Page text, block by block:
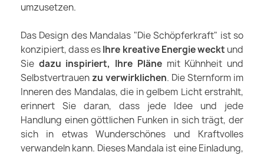
umzusetzen.
Das Design des Mandalas "Die Schöpferkraft" ist so
konzipiert, dass esIhre kreative Energie weckt und
Sie dazu inspiriert, Ihre Plänemit Kühnheit und
Selbstvertrauen zu verwirklichen. Die Sternform im
Inneren des Mandalas, die in gelbem Licht erstrahlt,
erinnert Sie daran, dass jede Idee und jede
Handlung einen göttlichen Funken in sich trägt, der
sich in etwas Wunderschönes und Kraftvolles
verwandeln kann. Dieses Mandala ist eine Einladung,